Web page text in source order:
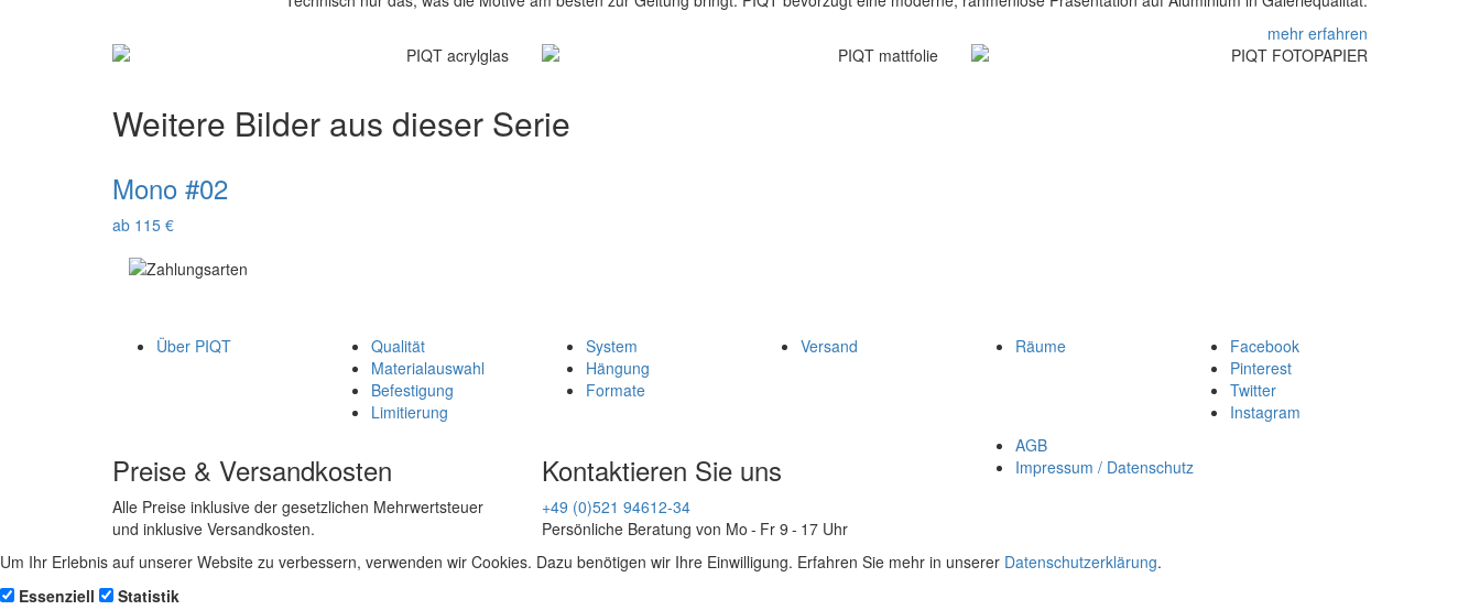
mehr erfahren
Weitere Bilder aus dieser Serie
Mono #02
ab 115 €
Über PIQT
Qualität
Materialauswahl
Befestigung
Limitierung
System
Hängung
Formate
Versand Räume
Facebook
Pinterest
Twitter
Instagram
Preise & Versandkosten
Alle Preise inklusive der gesetzlichen Mehrwertsteuer
und inklusive Versandkosten.
Kontaktieren Sie uns
+49 (0)521 94612-34
Persönliche Beratung von Mo - Fr 9 - 17 Uhr
AGB
Impressum / Datenschutz
Um Ihr Erlebnis auf unserer Website zu verbessern, verwenden wir Cookies. Dazu benötigen wir Ihre Einwilligung. Erfahren Sie mehr in unserer Datenschutzerklärung.
Essenziell
Statistik